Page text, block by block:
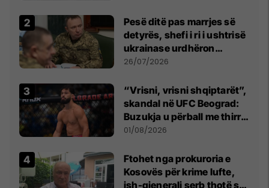
Pesë ditë pas marrjes së
detyrës, shefi i ri i ushtrisë
ukrainase urdhëron
kontroll të madh
26/07/2026
“Vrisni, vrisni shqiptarët”,
skandal në UFC Beograd:
Buzukja u përball me thirrje
anti-shqiptare nga
01/08/2026
Ftohet nga prokuroria e
Kosovës për krime lufte,
ish-gjenerali serb thotë se